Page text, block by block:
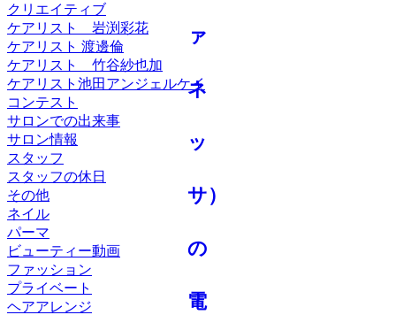
クリエイティブ
ケアリスト 岩渕彩花
ケアリスト 渡邊倫
ケアリスト 竹谷紗也加
ケアリスト池田アンジェルケイ
コンテスト
サロンでの出来事
サロン情報
スタッフ
スタッフの休日
その他
ネイル
パーマ
ビューティー動画
ファッション
プライベート
ヘアアレンジ